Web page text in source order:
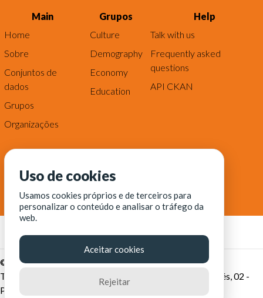
Main
Home
Sobre
Conjuntos de
dados
Grupos
Organizações
Grupos
Culture
Demography
Economy
Education
Help
Talk with us
Frequently asked
questions
API CKAN
© Fortaleza Digital || CITINOVA - Fundação de Ciência,
Tecnologia e Inovação de Fortaleza - Rua dos Tremembés, 02 -
Praia de Iracema - Fortaleza-CE
Uso de cookies
Usamos cookies próprios e de terceiros para
personalizar o conteúdo e analisar o tráfego da
web.
Aceitar cookies
Rejeitar